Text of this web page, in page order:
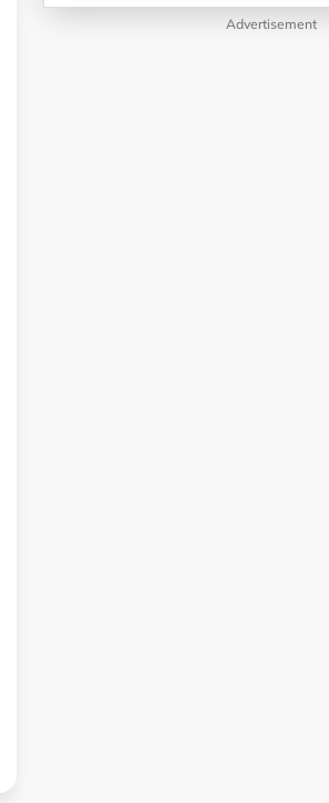
Advertisement